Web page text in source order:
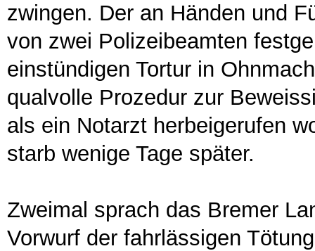
zwingen. Der an Händen und
von zwei Polizeibeamten
einstündigen Tortur in
qualvolle Prozedur zur
als ein Notarzt herbeigerufen
starb wenige Tage später.
Zweimal sprach das Bremer
Vorwurf der fahrlässigen